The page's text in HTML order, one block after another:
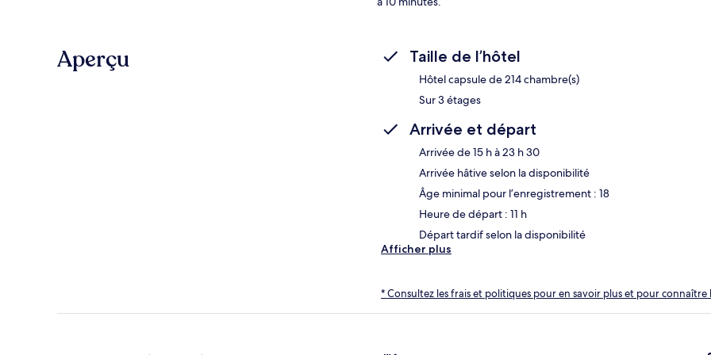
Aperçu Taille de l’hôtel
Hôtel capsule de 214 chambre(s)
Sur 3 étages
Arrivée et départ
Arrivée de 15 h à 23 h 30
Arrivée hâtive selon la disponibilité
Âge minimal pour l’enregistrement : 18
Heure de départ : 11 h
Départ tardif selon la disponibilité
Afficher plus
* Consultez les frais et politiques pour en savoir plus et pour connaître